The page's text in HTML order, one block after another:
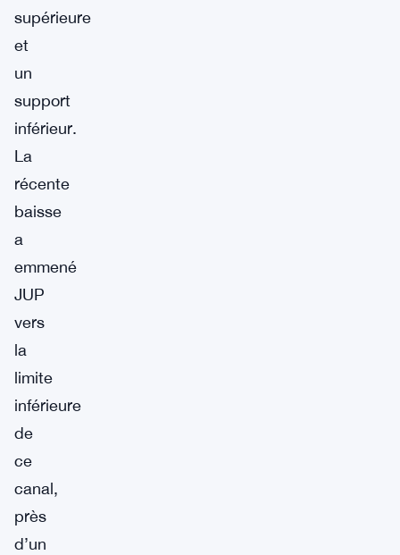
supérieure
et
un
support
inférieur.
La
récente
baisse
a
emmené
JUP
vers
la
limite
inférieure
de
ce
canal,
près
d’un